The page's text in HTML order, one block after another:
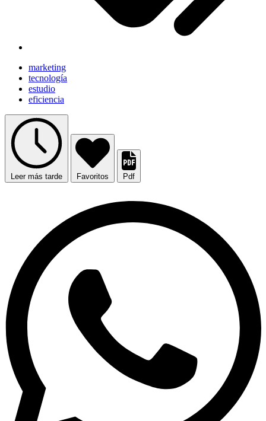
marketing
tecnología
estudio
eficiencia
Leer más tarde Favoritos Pdf